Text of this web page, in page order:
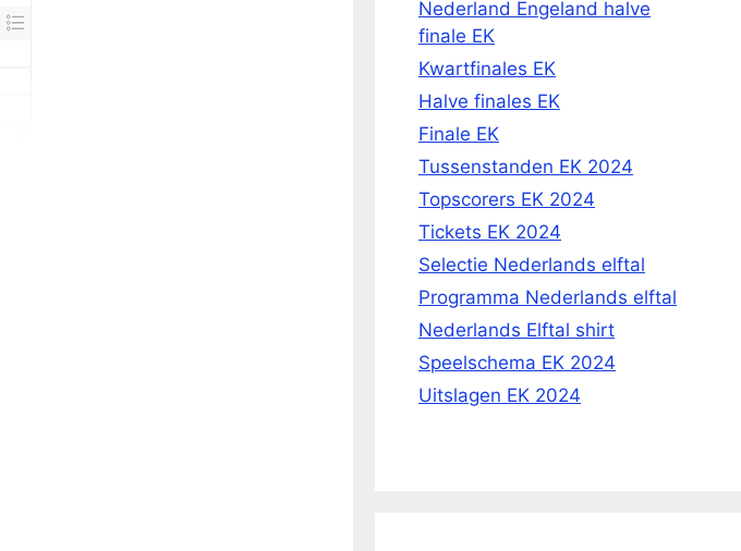
Nederland Engeland halve
finale EK
Kwartfinales EK
Halve finales EK
Finale EK
Tussenstanden EK 2024
Topscorers EK 2024
Tickets EK 2024
Selectie Nederlands elftal
Programma Nederlands elftal
Nederlands Elftal shirt
Speelschema EK 2024
Uitslagen EK 2024